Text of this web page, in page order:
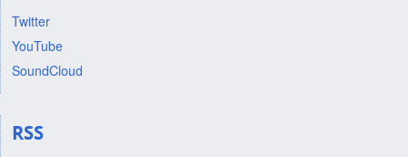
Twitter
YouTube
SoundCloud
RSS